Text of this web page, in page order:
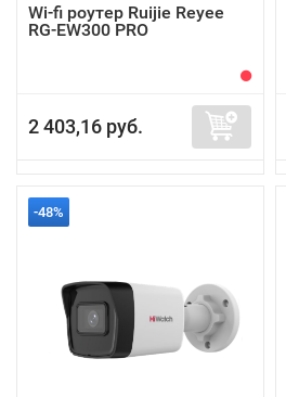
Wi-fi роутер Ruijie Reyee
RG-EW300 PRO
2 403,16 руб.
-48%